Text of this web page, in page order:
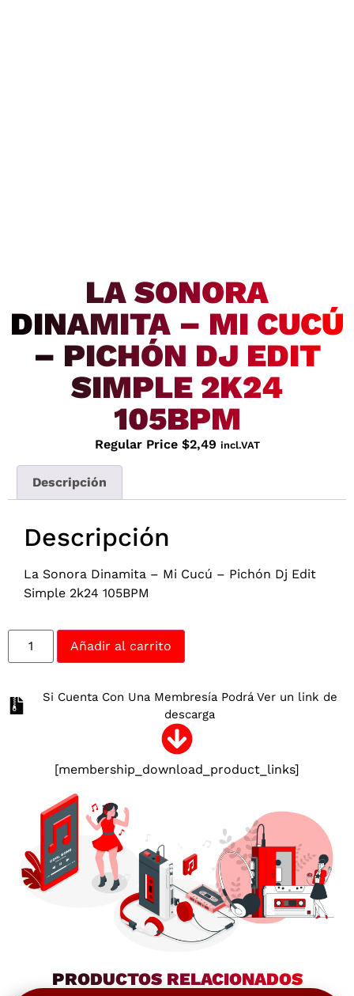
LA SONORA
DINAMITA – MI CUCÚ
– PICHÓN DJ EDIT
SIMPLE 2K24
105BPM
Regular Price $2,49 incl.VAT
Descripción
Descripción
La Sonora Dinamita – Mi Cucú – Pichón Dj Edit
Simple 2k24 105BPM
Añadir al carrito
Si Cuenta Con Una Membresía Podrá Ver un link de
descarga
[membership_download_product_links]
PRODUCTOS RELACIONADOS